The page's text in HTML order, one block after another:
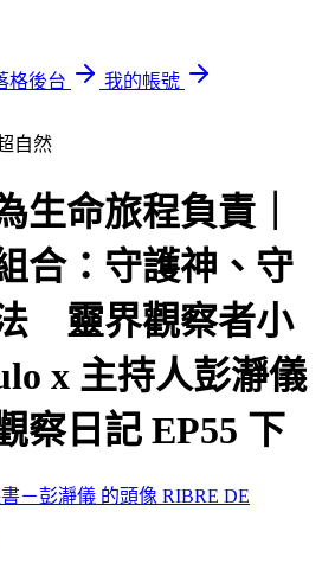
格後台
我的帳號
自然
生命旅程負責｜
合：守護神、守
靈界觀察者小
x 主持人彭瀞儀
察日記 EP55 下
RIBRE DE